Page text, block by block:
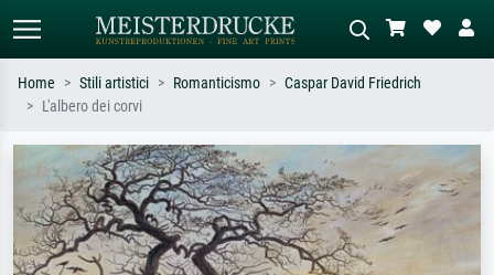
Cerca per artista, titolo o stile – es.
Monet, Notte stellata,
Impressionismo, onda di Hokusai,
nudo.
Descrivi la scena – es. prato verde,
astratto con molto rosso, dipinto a
olio scuro, nudo in piedi vicino a un
albero.
Home Stili artistici Romanticismo
Caspar David Friedrich
L'albero dei corvi